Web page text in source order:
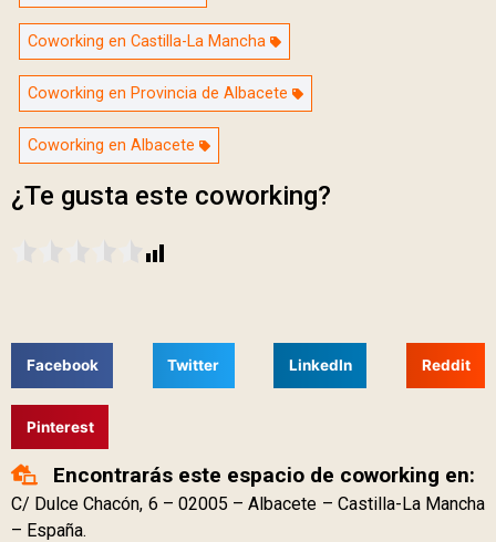
Coworking en Castilla-La Mancha
Coworking en Provincia de Albacete
Coworking en Albacete
¿Te gusta este coworking?
Facebook Twitter LinkedIn Reddit
Pinterest
Encontrarás este espacio de coworking en:
C/ Dulce Chacón, 6 – 02005 – Albacete – Castilla-La Mancha
– España.